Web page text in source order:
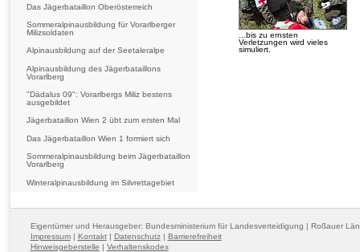
Das Jägerbataillon Oberösterreich
Sommeralpinausbildung für Vorarlberger
Milizsoldaten
Alpinausbildung auf der Seetaleralpe
Alpinausbildung des Jägerbataillons
Vorarlberg
"Dädalus 09": Vorarlbergs Miliz bestens
ausgebildet
Jägerbataillon Wien 2 übt zum ersten Mal
Das Jägerbataillon Wien 1 formiert sich
Sommeralpinausbildung beim Jägerbataillon
Vorarlberg
Winteralpinausbildung im Silvrettagebiet
...bis zu ernsten
Verletzungen wird vieles
simuliert.
Eigentümer und Herausgeber: Bundesministerium für Landesverteidigung | Roßauer
Impressum| Kontakt| Datenschutz| Barrierefreiheit
Hinweisgeberstelle | Verhaltenskodex